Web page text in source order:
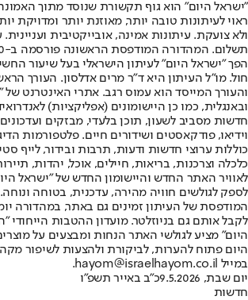
"ישראל היום" הוא גוף תקשורת שנוסד מתוך
ראוי לעיתונות טובה יותר, מאוזנת יותר ומדויקת
ולא צועקת. עיתונות אמינה, אובייקטיבית
הפך "ישראל היום" לעיתון הישראלי בעל שיעור
חול. מו"ל העיתון היא ד"ר מרים אדלסון. העורך
והעורך המייסד הוא עמוס רגב. אתרי האינטרנט של
חדשות מסביב לשעון, תוכן בלעדי, מבזקים
וידיאו, פודקאסטים ושידורים חיים. פלטפורמות
כוללות ערוצי חדשות ודעות, תרבות ובידור, לייף
לאוויר האתר החדש והיישומון החדש של "ישראל
לספק לגולשים חוויה מהירה, עדכנית, בטוחה
המודפסת של העיתון זמינים גם באתר, במהדורה
לקבל אותם גם בניוזלטר. מועדון ההטבות הייחודי
היום" מציע לגולשי האתר הנחות ומבצעים על
היום פתוח להערות, לביקורת ולהצעות לשיפור
במייל hayom@israelhayom.co.il.
יום שבת, 9.5.2026
כ"ב באייר תשפ"ו
חדשות